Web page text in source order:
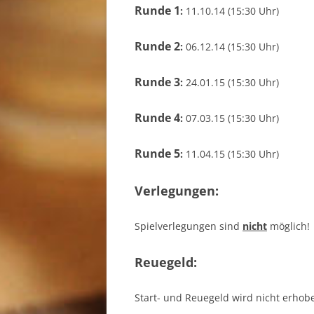
Runde 1: 11.10.14 (15:30 Uhr)
Runde 2: 06.12.14 (15:30 Uhr)
Runde 3: 24.01.15 (15:30 Uhr)
Runde 4: 07.03.15 (15:30 Uhr)
Runde 5: 11.04.15 (15:30 Uhr)
Verlegungen:
Spielverlegungen sind nicht möglich!
Reuegeld:
Start- und Reuegeld wird nicht